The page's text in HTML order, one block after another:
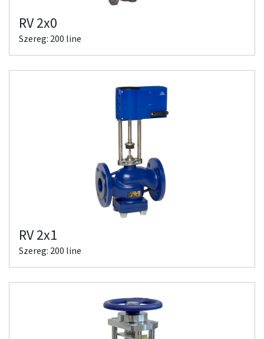
RV 2x0
Szereg: 200 line
RV 2x1
Szereg: 200 line